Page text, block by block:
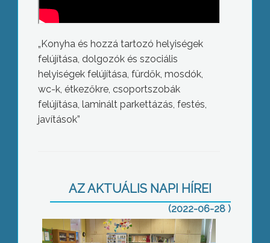
„Konyha és hozzá tartozó helyiségek
felújítása, dolgozók és szociális
helyiségek felújítása, fürdők, mosdók,
wc-k, étkezőkre, csoportszobák
felújítása, laminált parkettázás, festés,
javítások”
AZ AKTUÁLIS NAPI HÍREI
(2022-06-28 )
választáson